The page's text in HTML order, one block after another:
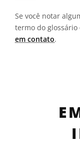
Se você notar
termo do
em contato.